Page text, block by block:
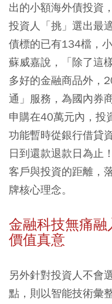
出的小額海外債投資
投資人「挑」選出最
債標的已有134檔，
蘇威嘉說，「除了這
多好的金融商品外，
通」服務，為國內券
申購在40萬元內，投
功能暫時從銀行借貸
日到還款退款日為止
客戶與投資的距離，
牌核心理念。
金融科技無痛
價值真意
另外針對投資人不會
點，則以智能技術彙